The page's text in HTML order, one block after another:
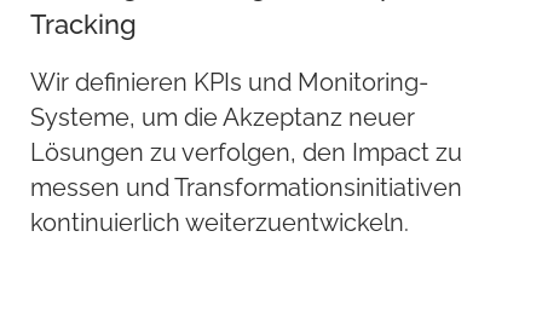
Tracking
Wir definieren KPIs und Monitoring-
Systeme, um die Akzeptanz neuer
Lösungen zu verfolgen, den Impact zu
messen und Transformationsinitiativen
kontinuierlich weiterzuentwickeln.